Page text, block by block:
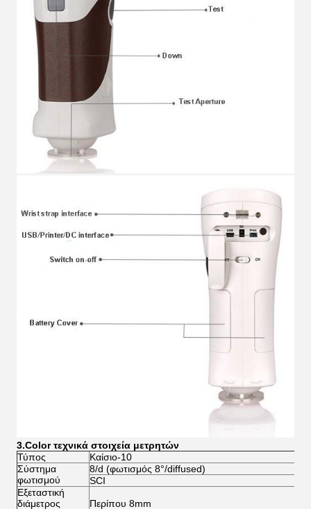
3.Color τεχνικά στοιχεία μετρητών
Τύπος
Καίσιο-10
Σύστημα
φωτισμού
8/d (φωτισμός 8°/diffused)
SCI
Εξεταστική
διάμετρος
Περίπου 8mm